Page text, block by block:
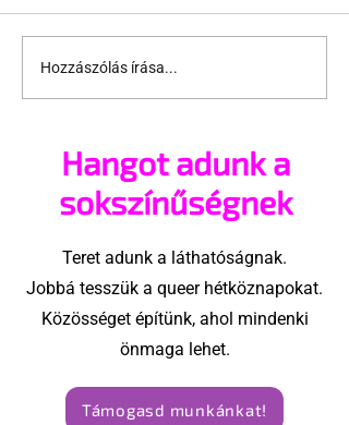
10 érdekesség, amit
sok férfi nem tud a
Hozzászólás írása...
Hangot adunk a
sokszínűségnek
Teret adunk a láthatóságnak.
Jobbá tesszük a queer hétköznapokat.
Közösséget építünk, ahol mindenki
önmaga lehet.
Támogasd munkánkat!